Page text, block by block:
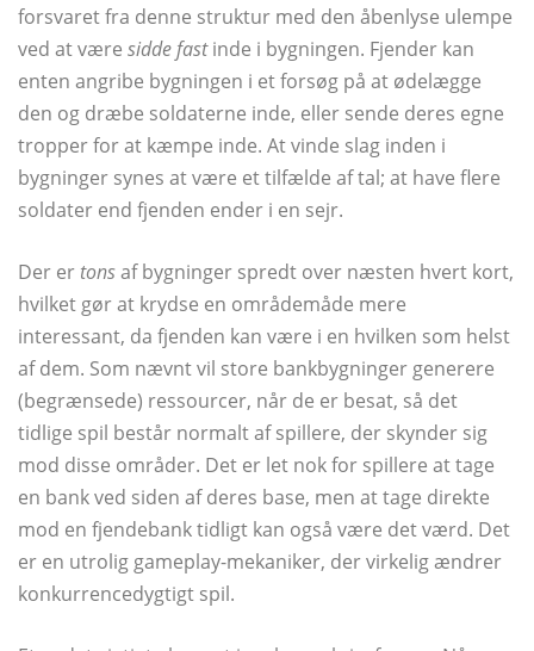
forsvaret fra denne struktur med den åbenlyse ulempe
ved at være sidde fastinde i bygningen. Fjender kan
enten angribe bygningen i et forsøg på at ødelægge
den og dræbe soldaterne inde, eller sende deres egne
tropper for at kæmpe inde. At vinde slag inden i
bygninger synes at være et tilfælde af tal; at have flere
soldater end fjenden ender i en sejr.
Der er tonsaf bygninger spredt over næsten hvert kort,
hvilket gør at krydse en områdemåde mere
interessant, da fjenden kan være i en hvilken som helst
af dem. Som nævnt vil store bankbygninger generere
(begrænsede) ressourcer, når de er besat, så det
tidlige spil består normalt af spillere, der skynder sig
mod disse områder. Det er let nok for spillere at tage
en bank ved siden af ​​deres base, men at tage direkte
mod en fjendebank tidligt kan også være det værd. Det
er en utrolig gameplay-mekaniker, der virkelig ændrer
konkurrencedygtigt spil.